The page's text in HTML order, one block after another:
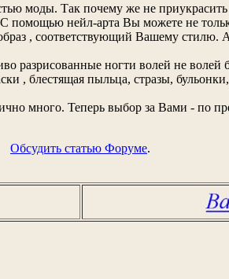
моды. Так почему же не приукрасить
помощью нейл-арта Вы можете не
, соответствующий Вашему
разрисованные ногти волей не волей
, блестящая пыльца, стразы,
много. Теперь выбор за Вами - по
Обсудить статью Форуме.